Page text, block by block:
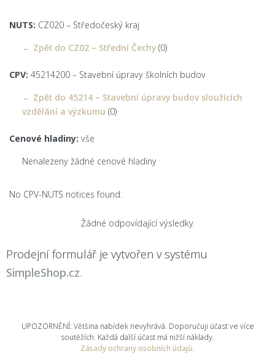
NUTS: CZ020 – Středočeský kraj
← Zpět do CZ02 – Střední Čechy (0)
CPV: 45214200 – Stavební úpravy školních budov
← Zpět do 45214 – Stavební úpravy budov sloužících
vzdělání a výzkumu (0)
Cenové hladiny: vše
Nenalezeny žádné cenové hladiny
No CPV-NUTS notices found.
Žádné odpovídající výsledky.
Prodejní formulář je vytvořen v systému
SimpleShop.cz.
UPOZORNĚNÍ: Většina nabídek nevyhrává. Doporučuji účast ve více
soutěžích. Každá další účast má nižší náklady.
Zásady ochrany osobních údajů.